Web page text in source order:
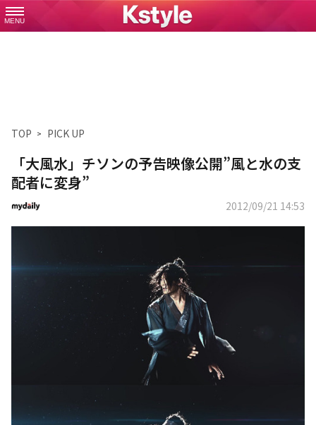
MENU
TOP PICK UP
「大風水」チソンの予告映像公開”風と水の支
配者に変身”
2012/09/21 14:53